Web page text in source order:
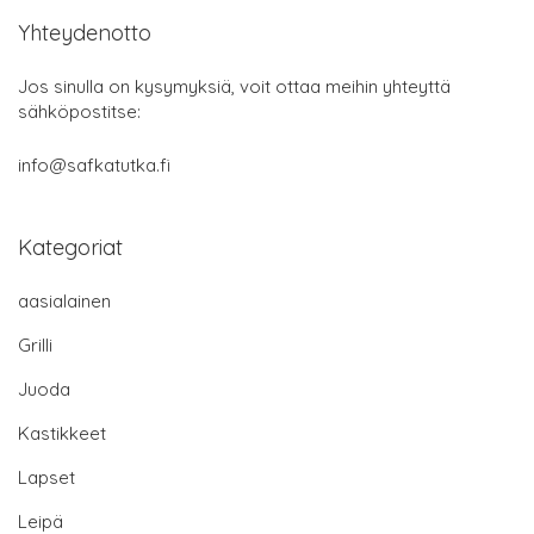
Yhteydenotto
Jos sinulla on kysymyksiä, voit ottaa meihin yhteyttä
sähköpostitse:
info@safkatutka.fi
Kategoriat
aasialainen
Grilli
Juoda
Kastikkeet
Lapset
Leipä